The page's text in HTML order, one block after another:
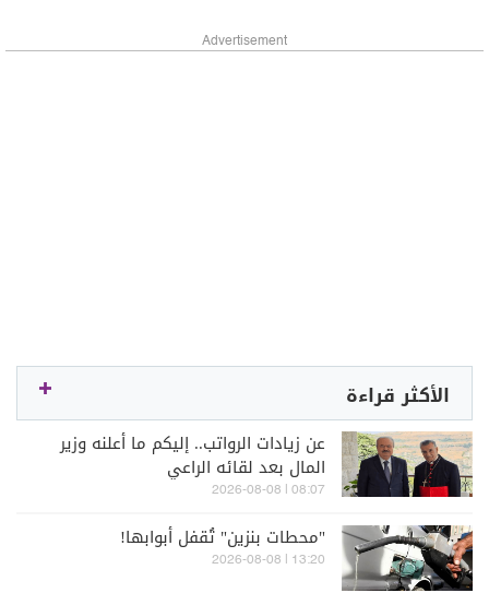
Advertisement
الأكثر قراءة
عن زيادات الرواتب.. إليكم ما أعلنه وزير
المال بعد لقائه الراعي
08:07 | 2026-08-08
"محطات بنزين" تُقفل أبوابها!
13:20 | 2026-08-08